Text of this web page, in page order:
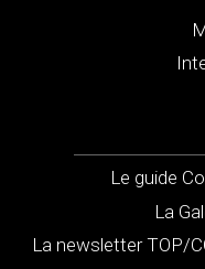
Le guide
La
La newsletter TOP/